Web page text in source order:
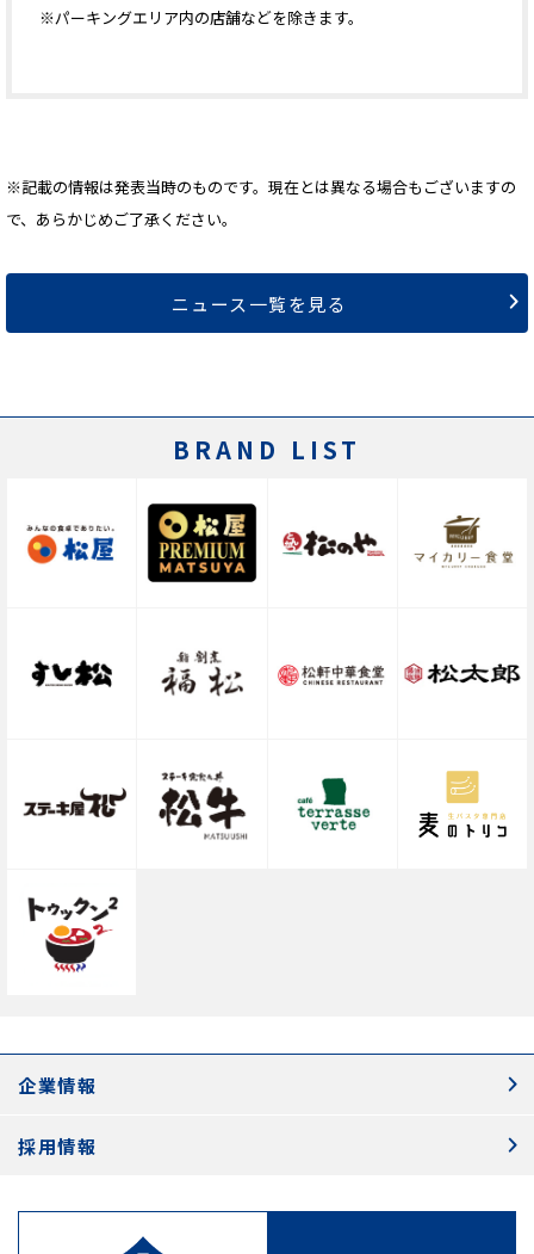
※パーキングエリア内の店舗などを除きます。
※記載の情報は発表当時のものです。現在とは異なる場合もございますの
で、あらかじめご了承ください。
ニュース一覧を見る
BRAND LIST
企業情報
採用情報